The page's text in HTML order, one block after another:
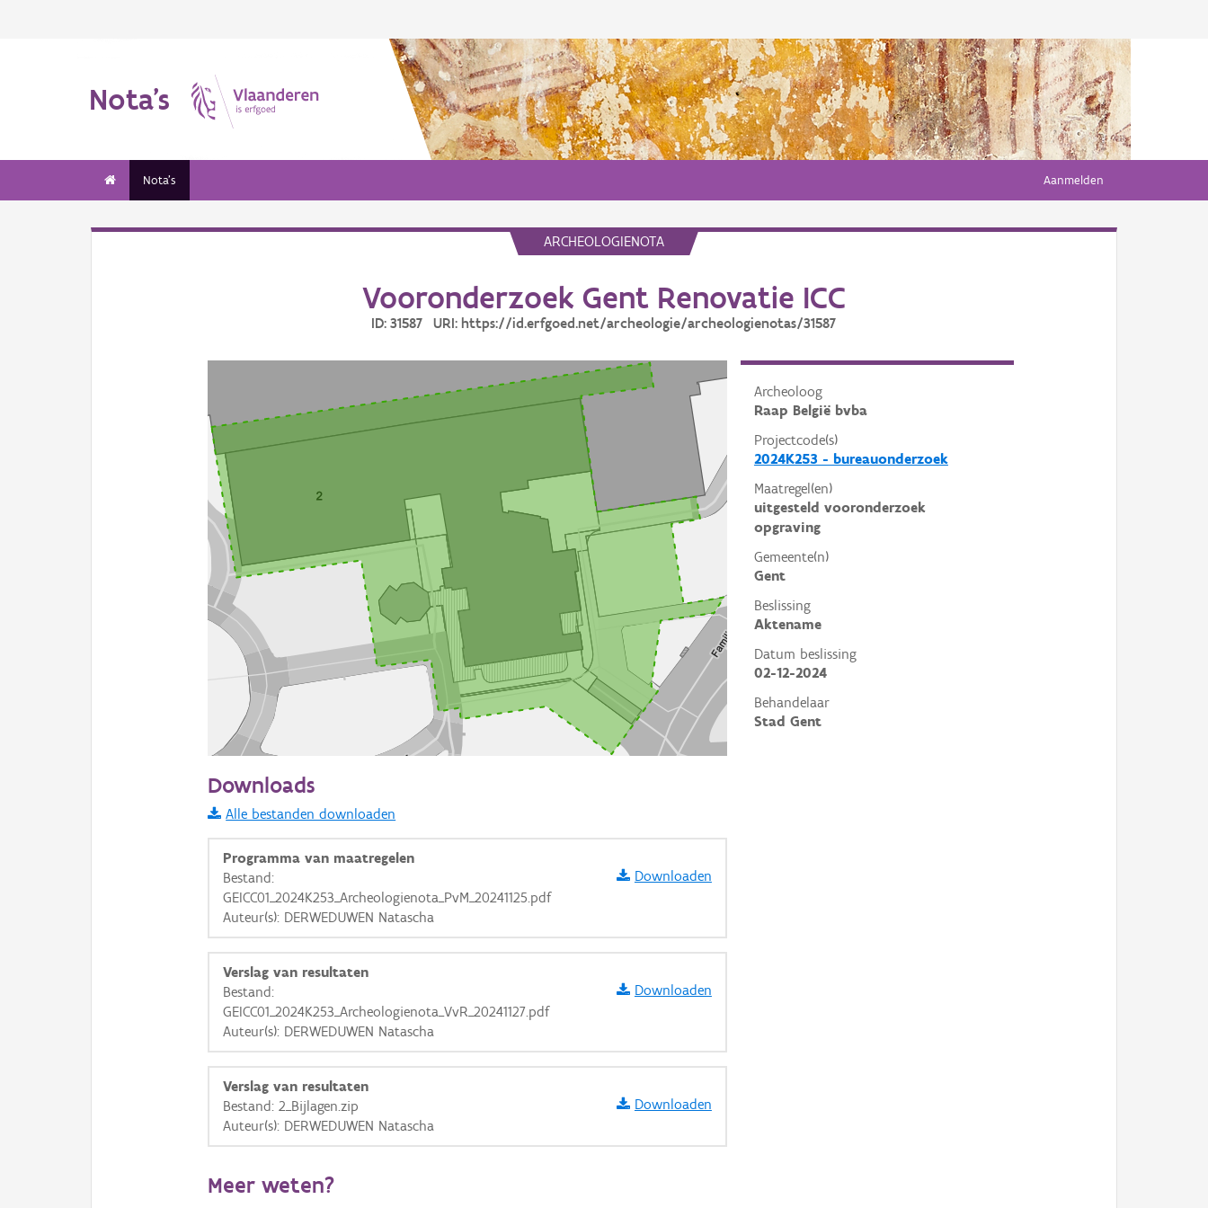
Nota's
Nota's Aanmelden
ARCHEOLOGIENOTA
Vooronderzoek Gent Renovatie ICC
ID: 31587 URI: https://id.erfgoed.net/archeologie/archeologienotas/31587
Archeoloog
Raap België bvba
Projectcode(s)
2024K253 - bureauonderzoek
Maatregel(en)
uitgesteld vooronderzoek
opgraving
Gemeente(n)
Gent
Beslissing
Aktename
Datum beslissing
02-12-2024
Behandelaar
Stad Gent
Informatie Vlaanderen
i
+ −
Basis Lagen
Ortho
GRB-Basiskaart
Downloads
Alle bestanden downloaden
Programma van maatregelen
Bestand:
GEICC01_2024K253_Archeologienota_PvM_20241125.pdf
Auteur(s): DERWEDUWEN Natascha
Downloaden
Verslag van resultaten
Bestand:
GEICC01_2024K253_Archeologienota_VvR_20241127.pdf
Auteur(s): DERWEDUWEN Natascha
Downloaden
Verslag van resultaten
Bestand: 2_Bijlagen.zip
Auteur(s): DERWEDUWEN Natascha
Downloaden
Meer weten?